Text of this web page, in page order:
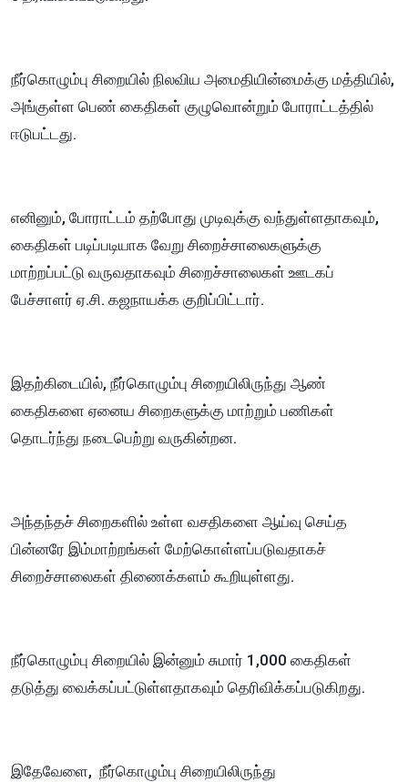
நீர்கொழும்பு சிறையில் நிலவிய அமைதியின்மைக்கு மத்தியில்,
அங்குள்ள பெண் கைதிகள் குழுவொன்றும் போராட்டத்தில்
ஈடுபட்டது.
எனினும், போராட்டம் தற்போது முடிவுக்கு வந்துள்ளதாகவும்,
கைதிகள் படிப்படியாக வேறு சிறைச்சாலைகளுக்கு
மாற்றப்பட்டு வருவதாகவும் சிறைச்சாலைகள் ஊடகப்
பேச்சாளர் ஏ.சி. கஜநாயக்க குறிப்பிட்டார்.
இதற்கிடையில், நீர்கொழும்பு சிறையிலிருந்து ஆண்
கைதிகளை ஏனைய சிறைகளுக்கு மாற்றும் பணிகள்
தொடர்ந்து நடைபெற்று வருகின்றன.
அந்தந்தச் சிறைகளில் உள்ள வசதிகளை ஆய்வு செய்த
பின்னரே இம்மாற்றங்கள் மேற்கொள்ளப்படுவதாகச்
சிறைச்சாலைகள் திணைக்களம் கூறியுள்ளது.
நீர்கொழும்பு சிறையில் இன்னும் சுமார் 1,000 கைதிகள்
தடுத்து வைக்கப்பட்டுள்ளதாகவும் தெரிவிக்கப்படுகிறது.
இதேவேளை, நீர்கொழும்பு சிறையிலிருந்து